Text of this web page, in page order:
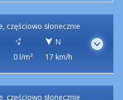
częściowo słonecznie
0 l/m²
N
17 km/h
częściowo słonecznie